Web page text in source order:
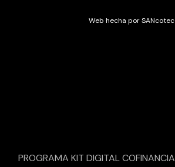
Web hecha por SANcotec
PROGRAMA KIT DIGITAL